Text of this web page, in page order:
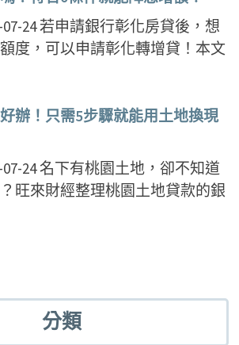
24 若申請銀行彰化房貸後，想
度，可以申請彰化轉增貸！本文
辦！只需5步驟就能用土地換現
24 名下有桃園土地，卻不知道
旺來財經整理桃園土地貸款的銀
分類